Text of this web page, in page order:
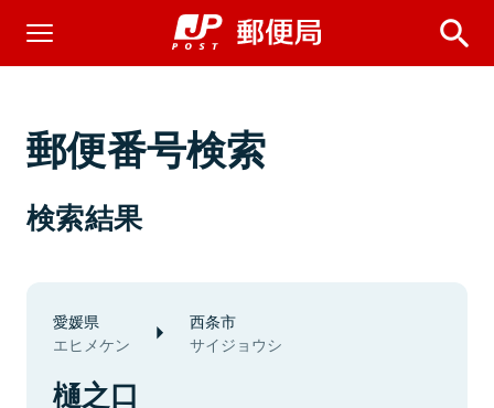
郵便番号検索
検索結果
愛媛県
エヒメケン
西条市
サイジョウシ
樋之口